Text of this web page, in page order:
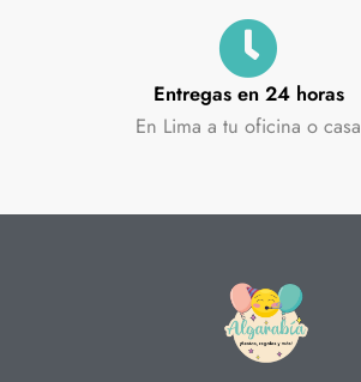
Entregas en 24 horas
En Lima a tu oficina o casa